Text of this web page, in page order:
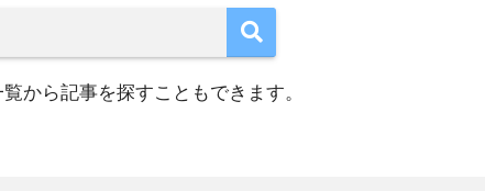
から記事を探すこともできます。